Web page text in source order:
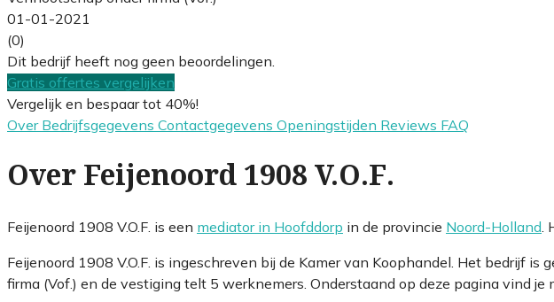
01-01-2021
(0)
Dit bedrijf heeft nog geen beoordelingen.
Gratis offertes vergelijken
Vergelijk en bespaar tot 40%!
Over Bedrijfsgegevens Contactgegevens Openingstijden Reviews FAQ
Over Feijenoord 1908 V.O.F.
Feijenoord 1908 V.O.F. is een mediator in Hoofddorp in de provincie Noord-Holland
Feijenoord 1908 V.O.F. is ingeschreven bij de Kamer van Koophandel. Het bedrijf
firma (Vof.) en de vestiging telt 5 werknemers. Onderstaand op deze pagina vind je